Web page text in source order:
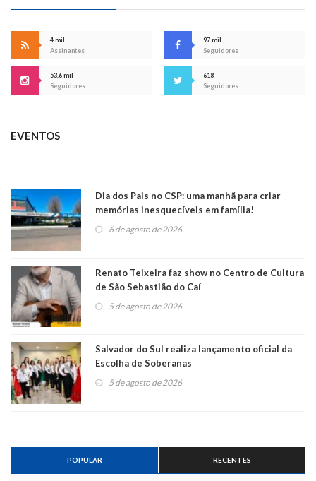
4 mil
Assinantes
97 mil
Seguidores
53,6 mil
Seguidores
618
Seguidores
EVENTOS
Dia dos Pais no CSP: uma manhã para criar
memórias inesquecíveis em família!
6 de agosto de 2026
Renato Teixeira faz show no Centro de Cultura
de São Sebastião do Caí
5 de agosto de 2026
Salvador do Sul realiza lançamento oficial da
Escolha de Soberanas
5 de agosto de 2026
POPULAR RECENTES